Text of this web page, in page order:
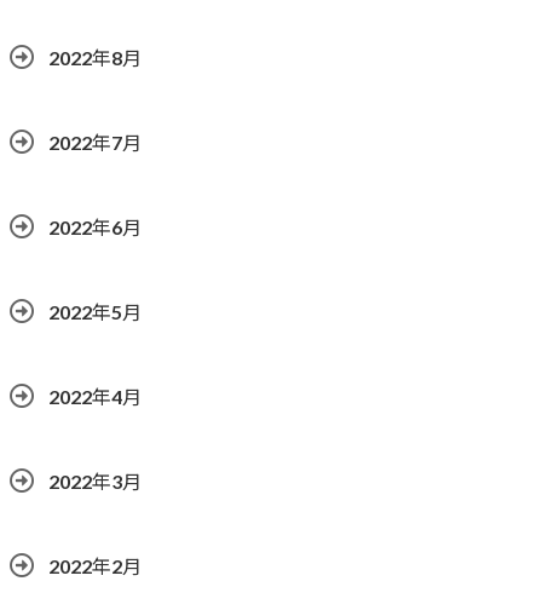
2022年8月
2022年7月
2022年6月
2022年5月
2022年4月
2022年3月
2022年2月